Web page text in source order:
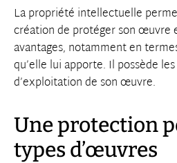
La propriété intellectuelle
création de protéger son œuvre
avantages, notamment en
qu’elle lui apporte. Il possède
d’exploitation de son œuvre.
Une protection
types d’œuvres